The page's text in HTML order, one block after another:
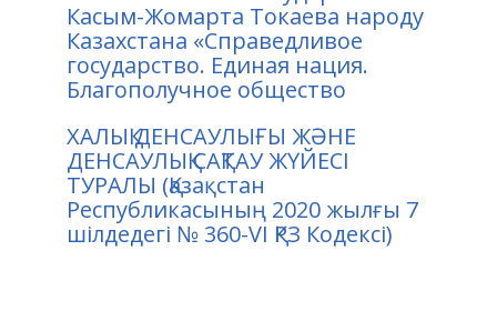
Касым-Жомарта Токаева народу
Казахстана «Справедливое
государство. Единая нация.
Благополучное общество
ХАЛЫҚ ДЕНСАУЛЫҒЫ ЖӘНЕ
ДЕНСАУЛЫҚ САҚТАУ ЖҮЙЕСІ
ТУРАЛЫ (Қазақстан
Республикасының 2020 жылғы 7
шiлдедегi № 360-VI ҚРЗ Кодексі)